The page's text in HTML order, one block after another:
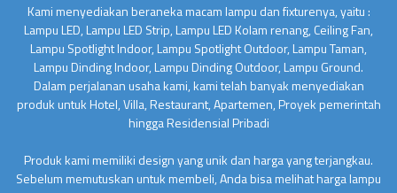
Kami menyediakan beraneka macam lampu dan fixturenya, yaitu :
Lampu LED, Lampu LED Strip, Lampu LED Kolam renang, Ceiling Fan,
Lampu Spotlight Indoor, Lampu Spotlight Outdoor, Lampu Taman,
Lampu Dinding Indoor, Lampu Dinding Outdoor, Lampu Ground.
Dalam perjalanan usaha kami, kami telah banyak menyediakan
produk untuk Hotel, Villa, Restaurant, Apartemen, Proyek pemerintah
hingga Residensial Pribadi
Produk kami memiliki design yang unik dan harga yang terjangkau.
Sebelum memutuskan untuk membeli, Anda bisa melihat harga lampu